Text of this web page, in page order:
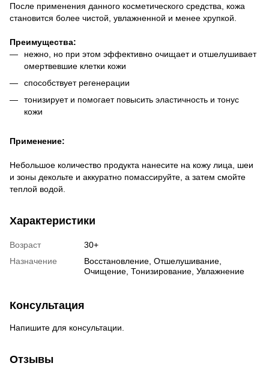
После применения данного косметического средства, кожа
становится более чистой, увлажненной и менее хрупкой.
Преимущества:
нежно, но при этом эффективно очищает и отшелушивает
омертвевшие клетки кожи
способствует регенерации
тонизирует и помогает повысить эластичность и тонус
кожи
Применение:
Небольшое количество продукта нанесите на кожу лица, шеи
и зоны декольте и аккуратно помассируйте, а затем смойте
теплой водой.
Характеристики
Возраст
30+
Назначение
Восстановление, Отшелушивание,
Очищение, Тонизирование, Увлажнение
Консультация
Напишите для консультации.
Отзывы